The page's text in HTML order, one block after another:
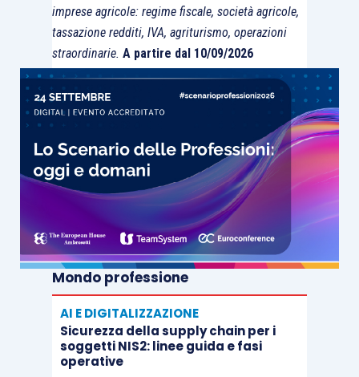
imprese agricole: regime fiscale, società agricole,
tassazione redditi, IVA, agriturismo, operazioni
straordinarie. A partire dal 10/09/2026
Mondo professione
AI E DIGITALIZZAZIONE
Sicurezza della supply chain per i
soggetti NIS2: linee guida e fasi
operative